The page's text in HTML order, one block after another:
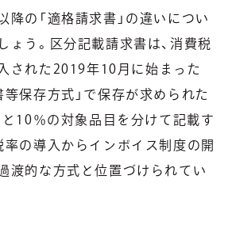
降の「適格請求書」の違いについ
ょう。区分記載請求書は、消費税
された2019年10月に始まった
等保存方式」で保存が求められた
10％の対象品目を分けて記載す
率の導入からインボイス制度の開
渡的な方式と位置づけられてい